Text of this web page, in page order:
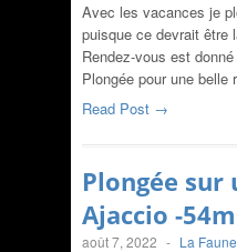
Avec les vacances je
puisque ce devrait être
Rendez-vous est
Plongée pour une
Read Post →
Plongée sur
Ajaccio -
août 7, 2022 - La